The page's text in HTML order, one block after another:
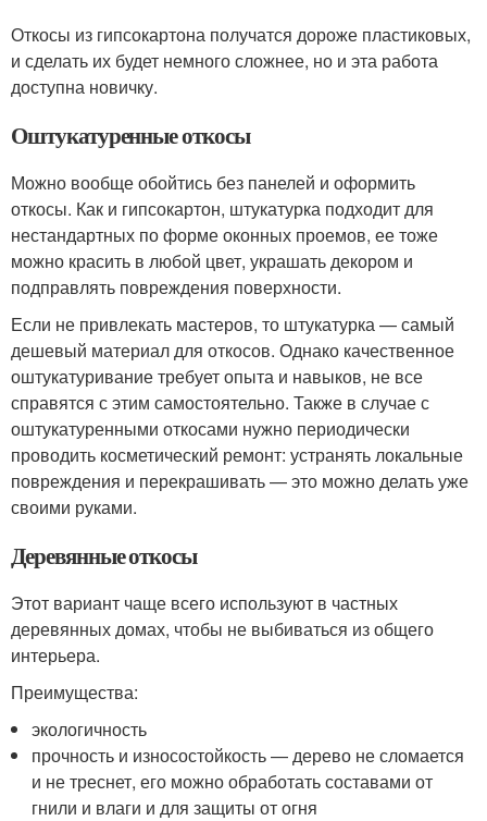
Откосы из гипсокартона получатся дороже пластиковых,
и сделать их будет немного сложнее, но и эта работа
доступна новичку.
Оштукатуренные откосы
Можно вообще обойтись без панелей и оформить
откосы. Как и гипсокартон, штукатурка подходит для
нестандартных по форме оконных проемов, ее тоже
можно красить в любой цвет, украшать декором и
подправлять повреждения поверхности.
Если не привлекать мастеров, то штукатурка — самый
дешевый материал для откосов. Однако качественное
оштукатуривание требует опыта и навыков, не все
справятся с этим самостоятельно. Также в случае с
оштукатуренными откосами нужно периодически
проводить косметический ремонт: устранять локальные
повреждения и перекрашивать — это можно делать уже
своими руками.
Деревянные откосы
Этот вариант чаще всего используют в частных
деревянных домах, чтобы не выбиваться из общего
интерьера.
Преимущества:
экологичность
прочность и износостойкость — дерево не сломается
и не треснет, его можно обработать составами от
гнили и влаги и для защиты от огня